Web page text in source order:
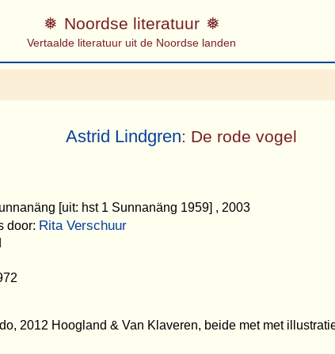
Noordse literatuur
Vertaalde literatuur uit de Noordse landen
Astrid Lindgren: De rode vogel
[uit: hst 1 Sunnanäng 1959] , 2003
door: Rita Verschuur
2012 Hoogland & Van Klaveren, beide met met